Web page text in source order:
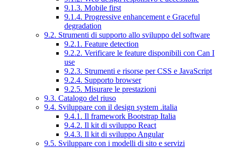
9.1.3. Mobile first
9.1.4. Progressive enhancement e Graceful
degradation
9.2. Strumenti di supporto allo sviluppo del software
9.2.1. Feature detection
9.2.2. Verificare le feature disponibili con Can I
use
9.2.3. Strumenti e risorse per CSS e JavaScript
9.2.4. Supporto browser
9.2.5. Misurare le prestazioni
9.3. Catalogo del riuso
9.4. Sviluppare con il design system .italia
9.4.1. Il framework Bootstrap Italia
9.4.2. Il kit di sviluppo React
9.4.3. Il kit di sviluppo Angular
9.5. Sviluppare con i modelli di sito e servizi